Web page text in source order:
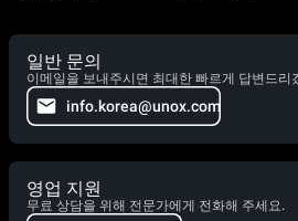
일반 문의
이메일을 보내주시면 최대한 빠르게 답변드리
info.korea@unox.com
영업 지원
무료 상담을 위해 전문가에게 전화해 주세요.